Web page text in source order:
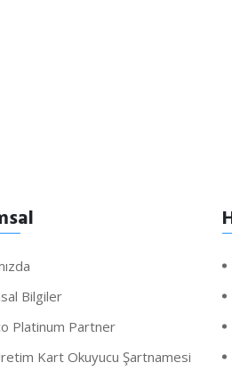
Bilgiler
Platinum Partner
Kart Okuyucu Şartnamesi